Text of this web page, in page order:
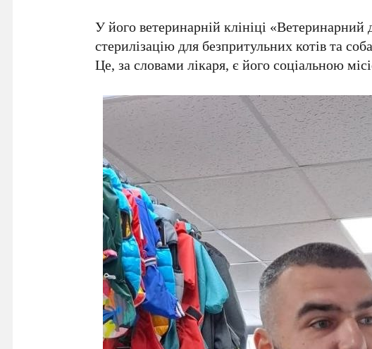
У його ветеринарній клініці
стерилізацію для безпритульних котів та
Це, за словами лікаря, є його соціальною